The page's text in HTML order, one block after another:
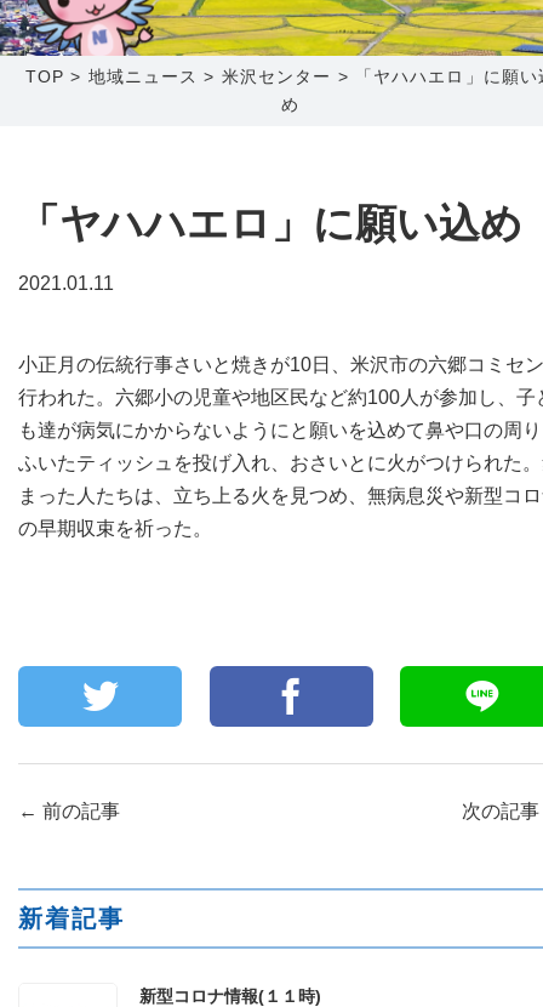
センター情報
0238-24-2525
営業時間 9:00～18:00
0120-173-577
営業時間 9:15～18:00
北海道函館市桔梗町379-31
0138-34-2525
営業時間 9:00～18:00
新潟県新潟市西区山田2310-39
025-210-1200
営業時間 9:00～18:00
TOP > 地域ニュース > 米沢センター >
「ヤハハエロ」に願い
め
「ヤハハエロ」に願い込め
2021.01.11
小正月の伝統行事さいと焼きが10日、米沢市の六郷コミセ
行われた。六郷小の児童や地区民など約100人が参加し、子
も達が病気にかからないようにと願いを込めて鼻や口の周
ふいたティッシュを投げ入れ、おさいとに火がつけられた
まった人たちは、立ち上る火を見つめ、無病息災や新型コ
の早期収束を祈った。
← 前の記事 次の記事
新着記事
新型コロナ情報(１１時)